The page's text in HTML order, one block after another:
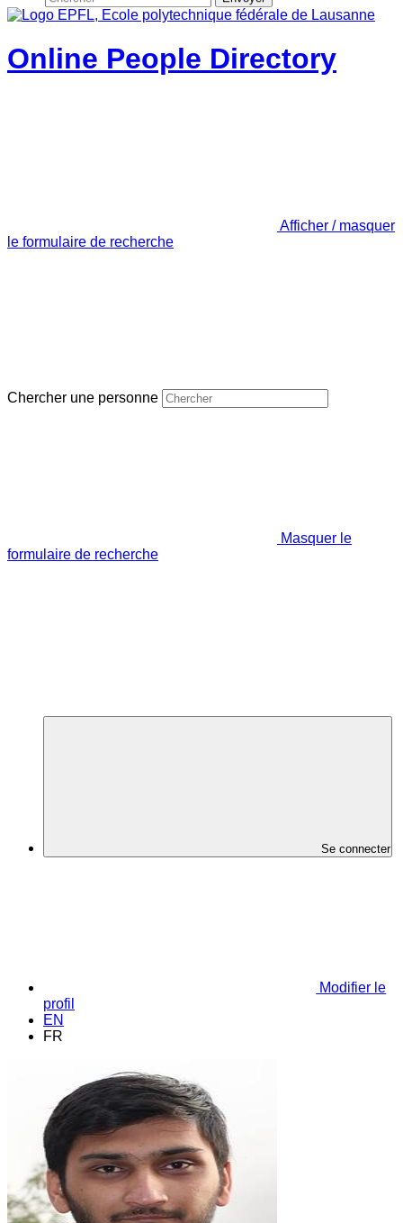
Online People Directory
Afficher / masquer
le formulaire de recherche
Chercher une personne
Masquer le
formulaire de recherche
Se connecter
Modifier le
profil
EN
FR